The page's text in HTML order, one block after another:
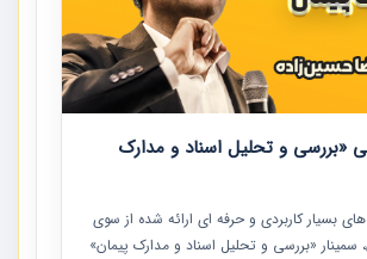
«بررسی و تحلیل اسناد و مدارک
بسیار کاربردی و حرفه‏ ای ارائه شده از سوی
سمینار «بررسی و تحلیل اسناد و مدارک پیمان»